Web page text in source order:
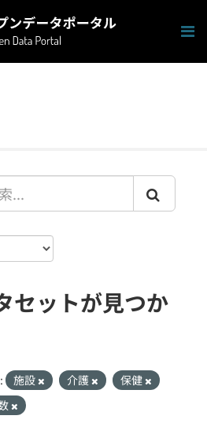
セットが見つか
施設 介護
保健